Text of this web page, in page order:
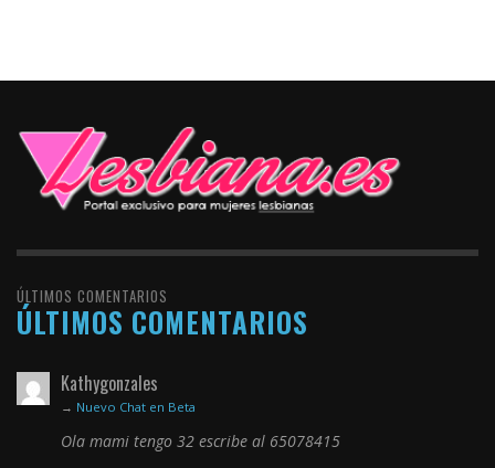
ÚLTIMOS COMENTARIOS
ÚLTIMOS COMENTARIOS
Kathygonzales
→ Nuevo Chat en Beta
Ola mami tengo 32 escribe al 65078415